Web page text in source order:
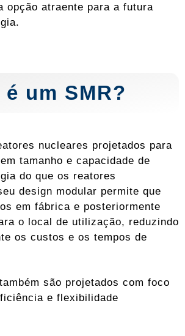
opção atraente para a futura
um SMR?
nucleares projetados para
tamanho e capacidade de
do que os reatores
design modular permite que
em fábrica e posteriormente
o local de utilização, reduzindo
os custos e os tempos de
são projetados com foco
e flexibilidade